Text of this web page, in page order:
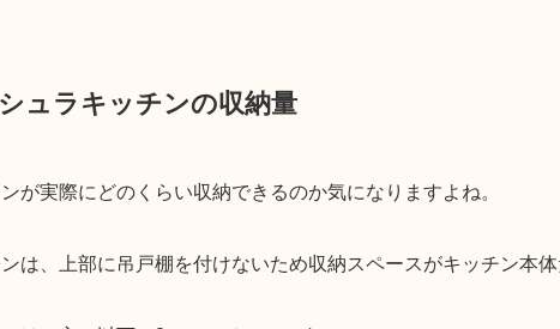
ュラキッチンの収納量
が実際にどのくらい収納できるのか気になりますよね。
は、上部に吊戸棚を付けないため収納スペースがキッチン本体